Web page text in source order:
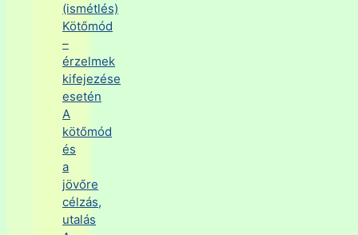
(ismétlés)
Kötőmód
–
érzelmek
kifejezése
esetén
A
kötőmód
és
a
jövőre
célzás,
utalás